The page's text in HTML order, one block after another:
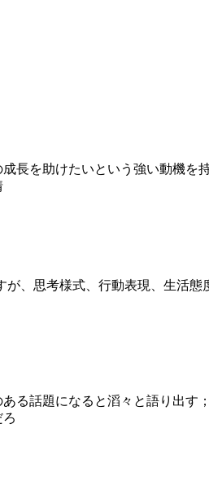
長を助けたいという強い動機
、思考様式、行動表現、生活
る話題になると滔々と語り出